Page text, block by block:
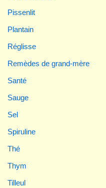
Pissenlit
Plantain
Réglisse
Remèdes de grand-mère
Santé
Sauge
Sel
Spiruline
Thé
Thym
Tilleul